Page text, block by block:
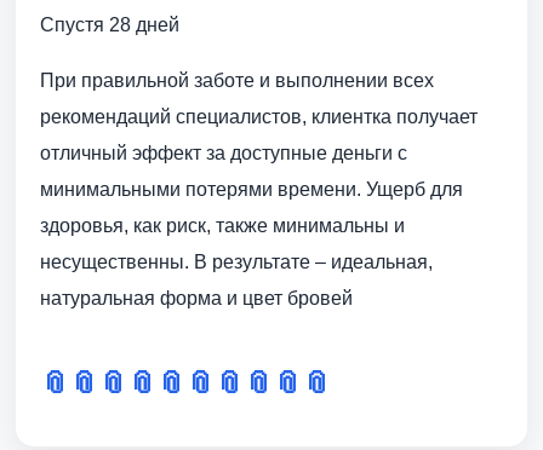
Спустя 28 дней
При правильной заботе и выполнении всех
рекомендаций специалистов, клиентка получает
отличный эффект за доступные деньги с
минимальными потерями времени. Ущерб для
здоровья, как риск, также минимальны и
несущественны. В результате – идеальная,
натуральная форма и цвет бровей
📎 📎 📎 📎 📎 📎 📎 📎 📎 📎